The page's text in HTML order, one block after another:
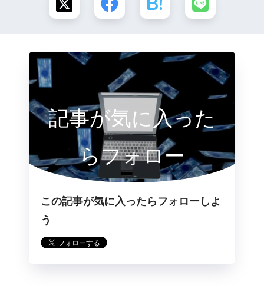
記事が気に入った
らフォロー
この記事が気に入ったらフォローしよ
う